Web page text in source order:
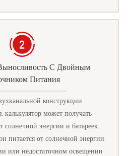
С Двойным
Питания
конструкции
калькулятор может получать
солнечной энергии и батареек.
питается от солнечной энергии,
или недостаточном освещении